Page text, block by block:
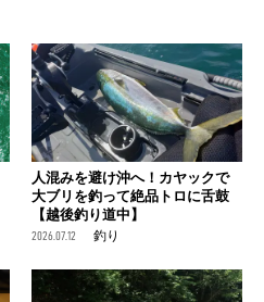
人混みを避け沖へ！カヤックで
大ブリを釣って絶品トロに舌鼓
【越後釣り道中】
2026.07.12 釣り